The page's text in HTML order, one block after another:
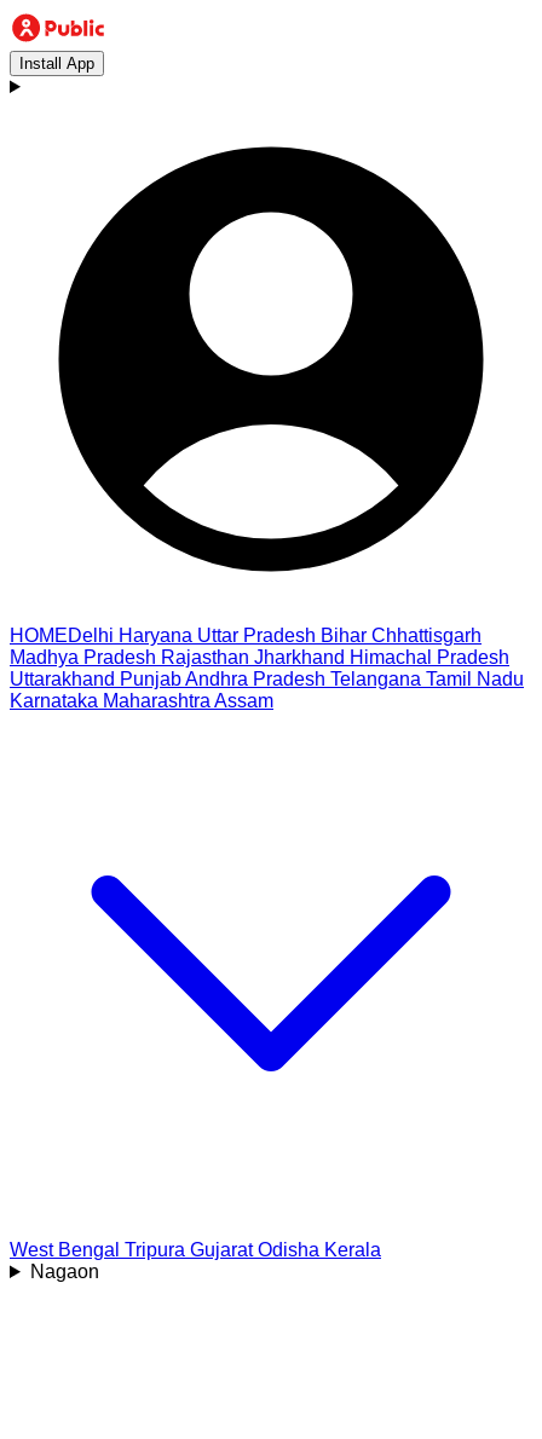
Install App
HOMEDelhi Haryana Uttar Pradesh Bihar Chhattisgarh
Madhya Pradesh Rajasthan Jharkhand Himachal Pradesh
Uttarakhand PunjabAndhra Pradesh Telangana Tamil Nadu
Karnataka Maharashtra Assam
West Bengal Tripura Gujarat Odisha Kerala
Nagaon